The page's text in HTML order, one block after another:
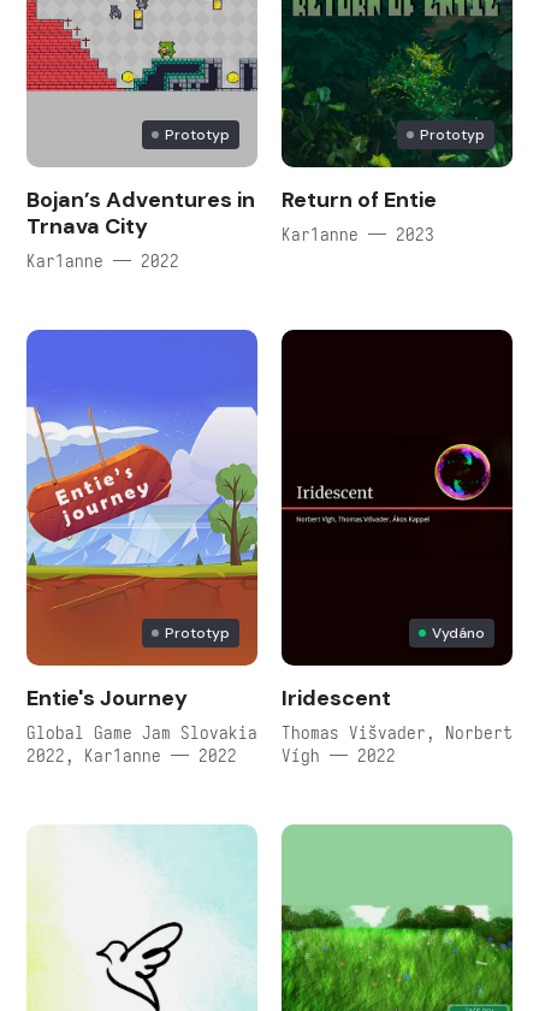
Prototyp
Bojan’s Adventures in
Trnava City
Kar1anne — 2022
Prototyp
Return of Entie
Kar1anne — 2023
Prototyp
Entie's Journey
Global Game Jam Slovakia
2022, Kar1anne — 2022
Vydáno
Iridescent
Thomas Višvader, Norbert
Vígh — 2022